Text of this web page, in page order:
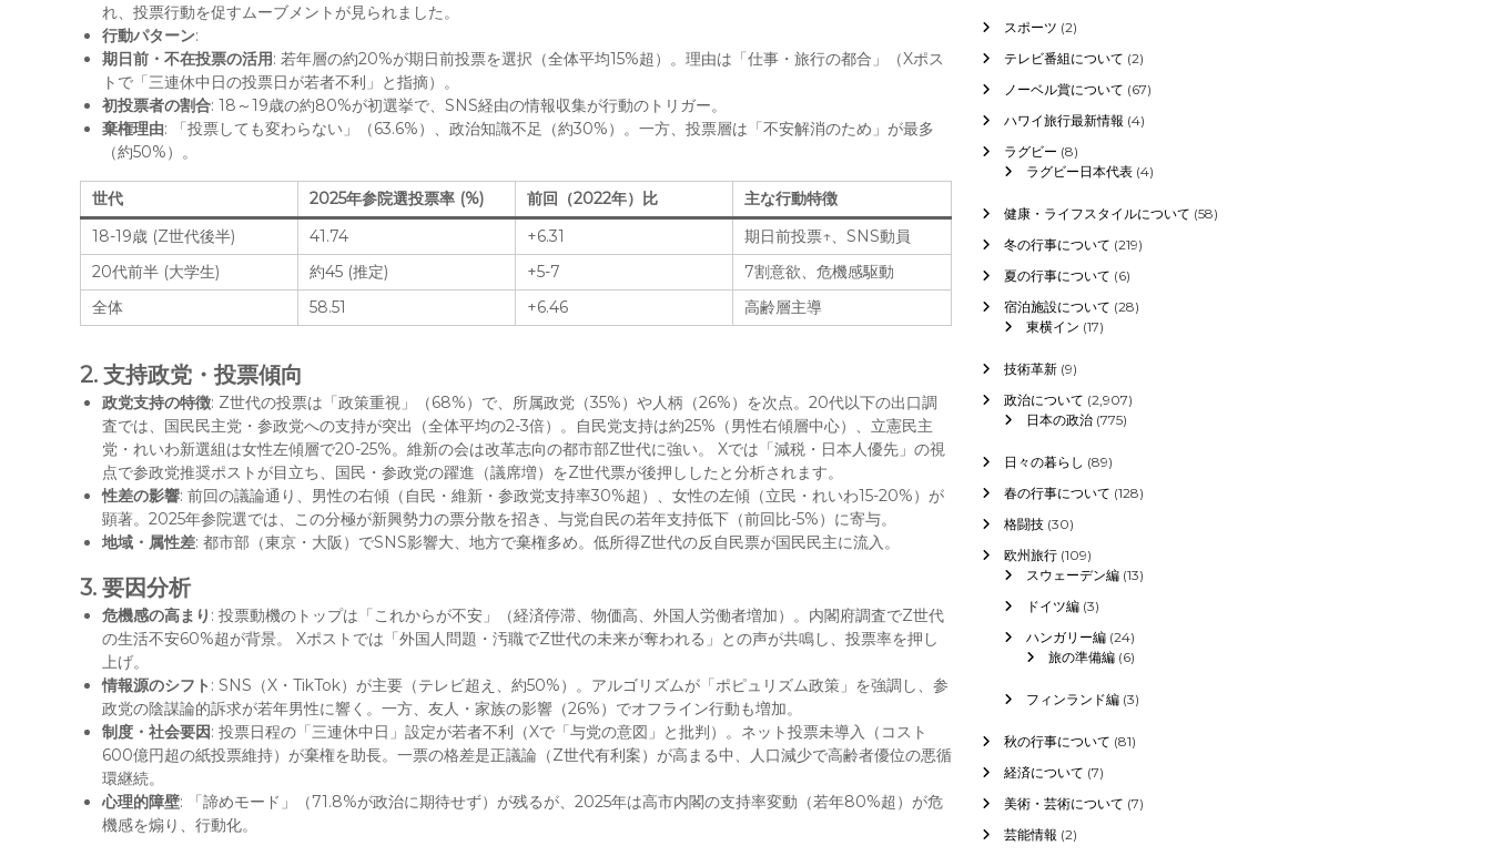
れ、投票行動を促すムーブメントが見られました。
行動パターン:
期日前・不在投票の活用: 若年層の約20%が期日前投票を選択（全体平均15%超）。理由は「仕事・旅行の都合」（Xポス
トで「三連休中日の投票日が若者不利」と指摘）。
初投票者の割合: 18～19歳の約80%が初選挙で、SNS経由の情報収集が行動のトリガー。
棄権理由: 「投票しても変わらない」（63.6%）、政治知識不足（約30%）。一方、投票層は「不安解消のため」が最多
（約50%）。
世代 2025年参院選投票率 (%) 前回（2022年）比
主な行動特徴
18-19歳 (Z世代後半)
41.74 +6.31
期日前投票↑、SNS動員
20代前半 (大学生)
約45 (推定) +5-7
7割意欲、危機感駆動
全体
58.51 +6.46 高齢層主導
2. 支持政党・投票傾向
政党支持の特徴: Z世代の投票は「政策重視」（68%）で、所属政党（35%）や人柄（26%）を次点。20代以下の出口調
査では、国民民主党・参政党への支持が突出（全体平均の2-3倍）。自民党支持は約25%（男性右傾層中心）、立憲民主
党・れいわ新選組は女性左傾層で20-25%。維新の会は改革志向の都市部Z世代に強い。 Xでは「減税・日本人優先」の視
点で参政党推奨ポストが目立ち、国民・参政党の躍進（議席増）をZ世代票が後押ししたと分析されます。
性差の影響: 前回の議論通り、男性の右傾（自民・維新・参政党支持率30%超）、女性の左傾（立民・れいわ15-20%）が
顕著。2025年参院選では、この分極が新興勢力の票分散を招き、与党自民の若年支持低下（前回比-5%）に寄与。
地域・属性差: 都市部（東京・大阪）でSNS影響大、地方で棄権多め。低所得Z世代の反自民票が国民民主に流入。
3. 要因分析
危機感の高まり : 投票動機のトップは「これからが不安」（経済停滞、物価高、外国人労働者増加）。内閣府調査でZ世代
の生活不安60%超が背景。 Xポストでは「外国人問題・汚職でZ世代の未来が奪われる」との声が共鳴し、投票率を押し
上げ。
情報源のシフト : SNS（X・TikTok）が主要（テレビ超え、約50%）。アルゴリズムが「ポピュリズム政策」を強調し、参
政党の陰謀論的訴求が若年男性に響く。一方、友人・家族の影響（26%）でオフライン行動も増加。
制度・社会要因: 投票日程の「三連休中日」設定が若者不利（Xで「与党の意図」と批判）。ネット投票未導入（コスト
600億円超の紙投票維持）が棄権を助長。一票の格差是正議論（Z世代有利案）が高まる中、人口減少で高齢者優位の悪循
環継続。
心理的障壁: 「諦めモード」（71.8%が政治に期待せず）が残るが、2025年は高市内閣の支持率変動（若年80%超）が危
機感を煽り、行動化。
スポーツ (2)
テレビ番組について (2)
ノーベル賞について (67)
ハワイ旅行最新情報 (4)
ラグビー (8)
ラグビー日本代表 (4)
健康・ライフスタイルについて (58)
冬の行事について (219)
夏の行事について (6)
宿泊施設について (28)
東横イン (17)
技術革新 (9)
政治について (2,907)
日本の政治 (775)
日々の暮らし (89)
春の行事について (128)
格闘技 (30)
欧州旅行 (109)
スウェーデン編 (13)
ドイツ編 (3)
ハンガリー編 (24)
旅の準備編 (6)
フィンランド編 (3)
秋の行事について (81)
経済について (7)
美術・芸術について (7)
芸能情報 (2)